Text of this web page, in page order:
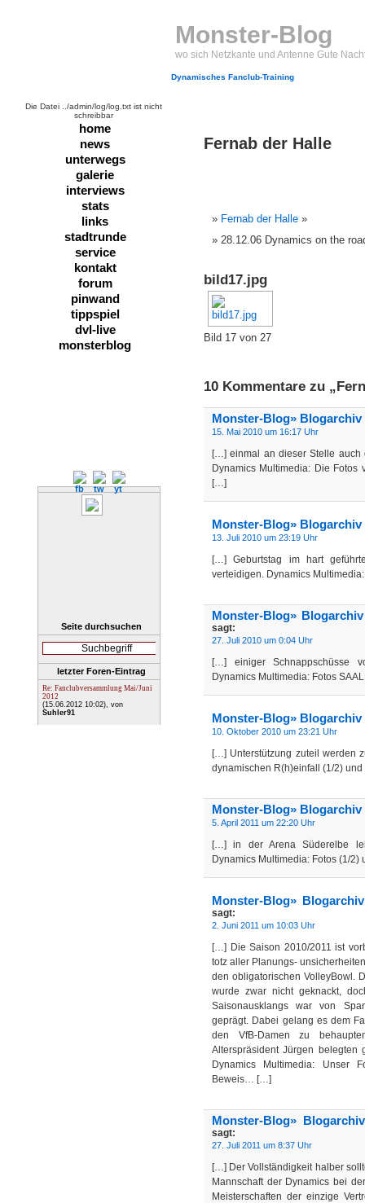
Die Datei ../admin/log/log.txt ist nicht
schreibbar
home
news
unterwegs
galerie
interviews
stats
links
stadtrunde
service
kontakt
forum
pinwand
tippspiel
dvl-live
monsterblog
Seite durchsuchen
letzter Foren-Eintrag
Re: Fanclubversammlung Mai/Juni
2012
(15.06.2012 10:02), von
Suhler91
Monster-Blog
wo sich Netzkante und Antenne Gute
Dynamisches Fanclub-Training
Fernab der Halle
Fernab der Halle »
28.12.06 Dynamics on the
bild17.jpg
Bild 17 von 27
10 Kommentare zu
Monster-Blog» Blogarchiv
15. Mai 2010 um 16:17 Uhr
[…] einmal an dieser Stelle auch
Dynamics Multimedia: Die Fotos
[…]
Monster-Blog»
13. Juli 2010 um 23:19 Uhr
[…] Geburtstag im hart
verteidigen. Dynamics
Monster-Blog»
sagt:
27. Juli 2010 um 0:04 Uhr
[…] einiger Schnappschüsse
Dynamics Multimedia: Fotos
Monster-Blog»
10. Oktober 2010 um 23:21 Uhr
[…] Unterstützung zuteil werden
dynamischen R(h)einfall (1/2)
Monster-Blog»
5. April 2011 um 22:20 Uhr
[…] in der Arena Süderelbe
Dynamics Multimedia: Fotos (1/
Monster-Blog»
sagt:
2. Juni 2011 um 10:03 Uhr
[…] Die Saison 2010/2011 ist
totz aller Planungs-
den obligatorischen VolleyBowl.
wurde zwar nicht geknackt,
Saisonausklangs war von
geprägt. Dabei gelang es dem
den VfB-Damen zu
Alterspräsident Jürgen belegten
Dynamics Multimedia: Unser
Beweis… […]
Monster-Blog»
sagt:
27. Juli 2011 um 8:37 Uhr
[…] Der Vollständigkeit halber
Mannschaft der Dynamics bei
Meisterschaften der einzige